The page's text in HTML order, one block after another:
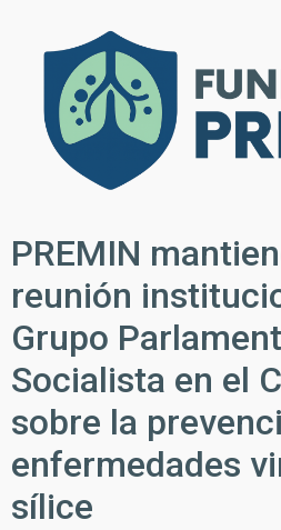
PREMIN
reunión
Grupo
Socialista en el
sobre la
enfermedades
sílice